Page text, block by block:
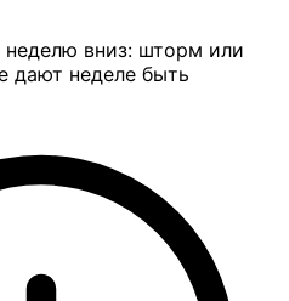
неделю вниз: шторм или
дают неделе быть